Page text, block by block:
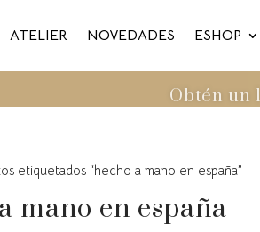
ATELIER NOVEDADES ESHOP
Obtén un
etiquetados “hecho a mano en españa”
mano en españa